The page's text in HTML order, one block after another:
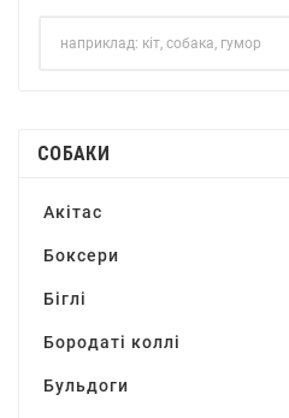
СОБАКИ
Акітас
Боксери
Біглі
Бородаті коллі
Бульдоги